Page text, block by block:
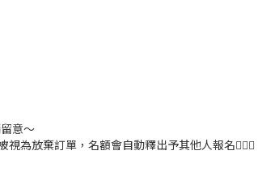
意～
為放棄訂單，名額會自動釋出予其他人報名🙇🏻‍♀️